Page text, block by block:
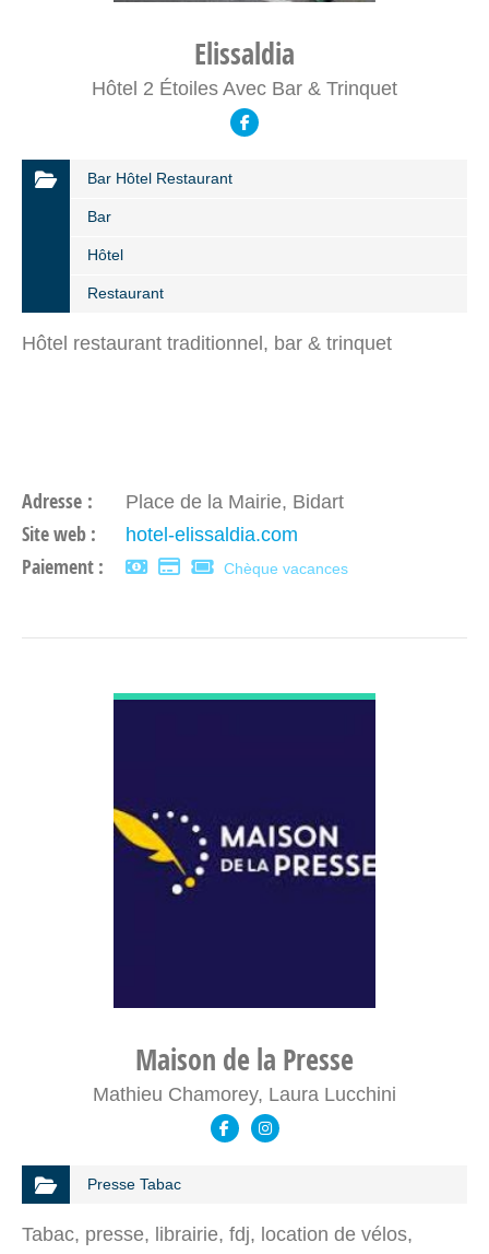
Elissaldia
Hôtel 2 Étoiles Avec Bar & Trinquet
Bar Hôtel Restaurant
Bar
Hôtel
Restaurant
Hôtel restaurant traditionnel, bar & trinquet
Adresse : Place de la Mairie, Bidart
Site web : hotel-elissaldia.com
Paiement : Chèque vacances
Maison de la Presse
Mathieu Chamorey, Laura Lucchini
Presse Tabac
Tabac, presse, librairie, fdj, location de vélos,